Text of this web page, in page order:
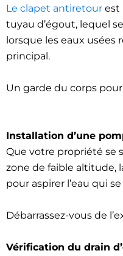
Le clapet antiretour est
tuyau d’égout, lequel
lorsque les eaux usées
principal.
Un garde du corps
Installation d’une
Que votre propriété se
zone de faible altitude,
pour aspirer l’eau qui
Débarrassez-vous de
Vérification du drain